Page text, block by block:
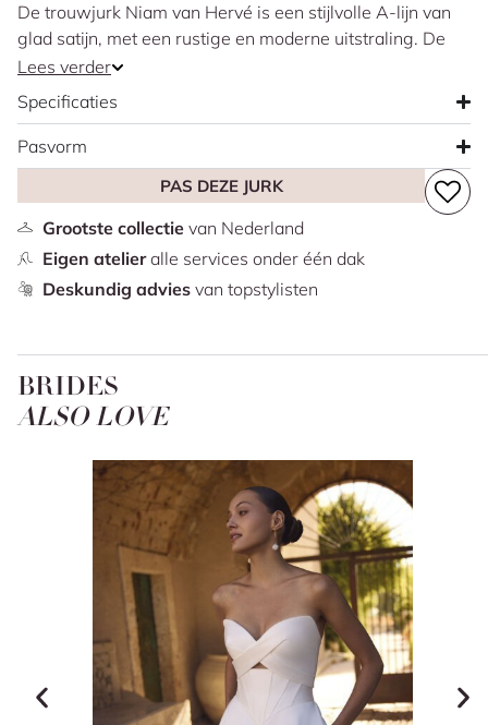
De trouwjurk Niam van Hervé is een stijlvolle A-lijn van
glad satijn, met een rustige en moderne uitstraling. De
gedrapeerde top heeft een V-halslijn met fijne
spaghettibandjes en een elegante split in de rok. De
knoopjes op de rug lopen helemaal door tot over de
sleep. Less is more op z’n best. Let op: de parels op de
foto zijn slechts styling, ze horen niet bij de jurk.
Deze aanbieding betreft alleen ons winkelmodel in maat
40.
Lees verder
Specificaties
Pasvorm
PAS DEZE JURK
Grootste collectievan Nederland
Eigen atelieralle services onder één dak
Deskundig adviesvan topstylisten
BRIDES
ALSO LOVE